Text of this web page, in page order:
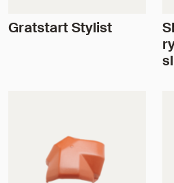
Gratstart Stylist